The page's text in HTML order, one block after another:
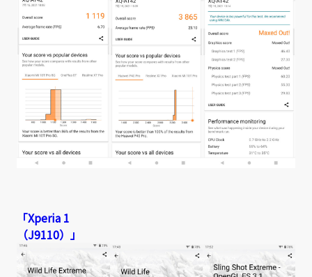
「Xperia 1
（J9110）」